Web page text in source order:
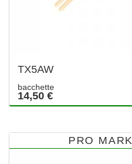
TX5AW
bacchette
14,50 €
PRO MARK